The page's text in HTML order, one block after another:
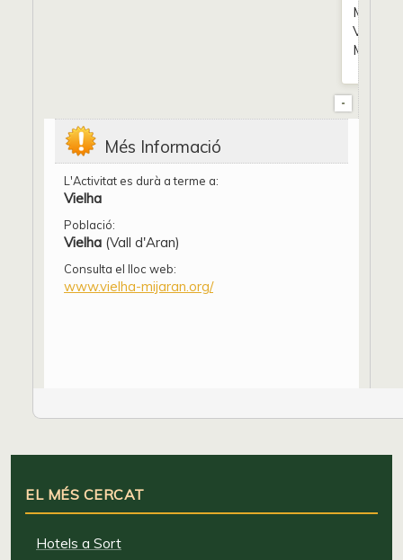
Vielha e
Mijaran.
Més Informació
L'Activitat es durà a terme a:
Vielha
Població:
Vielha (Vall d'Aran)
Consulta el lloc web:
www.vielha-mijaran.org/
EL MÉS CERCAT
Hotels a Sort